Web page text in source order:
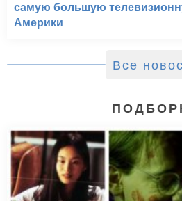
самую большую
Америки
Все